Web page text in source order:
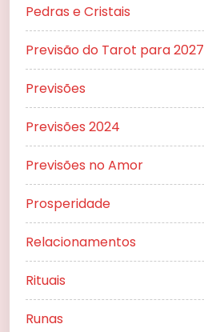
Pedras e Cristais
Previsão do Tarot para 2027
Previsões
Previsões 2024
Previsões no Amor
Prosperidade
Relacionamentos
Rituais
Runas